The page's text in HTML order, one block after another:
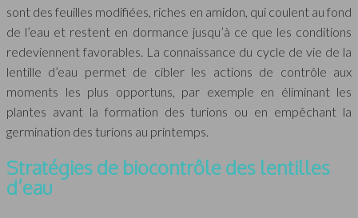
sont des feuilles modifiées, riches en amidon, qui coulent au fond
de l’eau et restent en dormance jusqu’à ce que les conditions
redeviennent favorables. La connaissance du cycle de vie de la
lentille d’eau permet de cibler les actions de contrôle aux
moments les plus opportuns, par exemple en éliminant les
plantes avant la formation des turions ou en empêchant la
germination des turions au printemps.
Stratégies de biocontrôle des lentilles
d’eau